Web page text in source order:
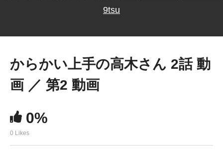
9tsu
からかい上手の高木さん 2話 動
画 ／ 第2 動画
0%
0 Likes